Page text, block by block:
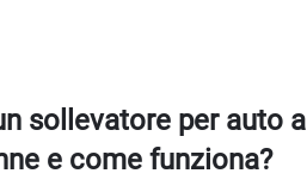
sollevatore per auto a
e come funziona?